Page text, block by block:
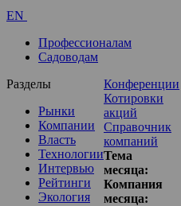
EN
Профессионалам
Садоводам
Разделы
Рынки
Компании
Власть
Технологии
Интервью
Рейтинги
Экология
Конференции
Котировки
акций
Справочник
компаний
Тема
месяца:
Компания
месяца: